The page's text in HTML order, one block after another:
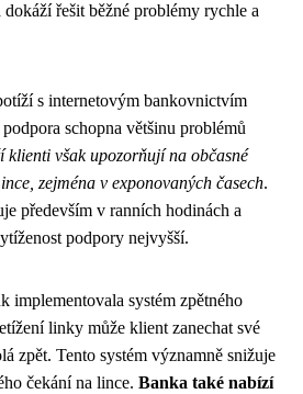
řešit běžné problémy rychle a
s internetovým bankovnictvím
schopna většinu problémů
klienti však upozorňují na občasné
zejména v exponovaných časech.
především v ranních hodinách a
podpory nejvyšší.
implementovala systém zpětného
linky může klient zanechat své
zpět. Tento systém významně snižuje
čekání na lince. Banka také nabízí